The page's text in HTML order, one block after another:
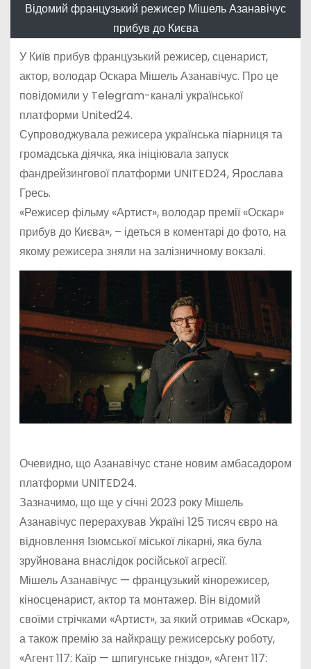
Відомий французький режисер Мішель Азанавічус
прибув до Києва
У Київ прибув французький режисер, сценарист,
актор, володар Оскара Мішель Азанавічус. Про це
повідомили у Telegram-каналі української
платформи United24.
Супроводжувала режисера українська піарниця та
громадська діячка, яка ініціювала запуск
фандрейзингової платформи UNITED24, Ярослава
Гресь.
«Режисер фільму «Артист», володар премії «Оскар»
прибув до Києва», – ідеться в коментарі до фото, на
якому режисера зняли на залізничному вокзалі.
Очевидно, що Азанавічус стане новим амбасадором
платформи UNITED24.
Зазначимо, що ще у січні 2023 року Мішель
Азанавічус перерахував Україні 125 тисяч євро на
відновлення Ізюмської міської лікарні, яка була
зруйнована внаслідок російської агресії.
Мішель Азанавічус — французький кінорежисер,
кіносценарист, актор та монтажер. Він відомий
своїми стрічками «Артист», за який отримав «Оскар»,
а також премію за найкращу режисерську роботу,
«Агент 117: Каїр — шпигунське гніздо», «Агент 117: